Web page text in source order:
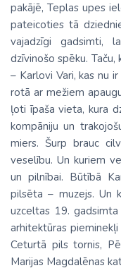
pakājē, Teplas upes
pateicoties tā
vajadzīgi gadsimti,
dzīvinošo spēku.
– Karlovi Vari, kas nu
rotā ar mežiem
ļoti īpaša vieta, kura
kompāniju un
miers. Šurp brauc
veselību. Un kuriem
un pilnībai. Būtībā
pilsēta – muzejs. Un
uzceltas 19.
arhitektūras
Ceturtā pils tornis,
Marijas Magdalēnas